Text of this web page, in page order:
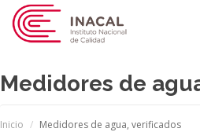
Medidores de
Inicio Medidores de agua, verificados